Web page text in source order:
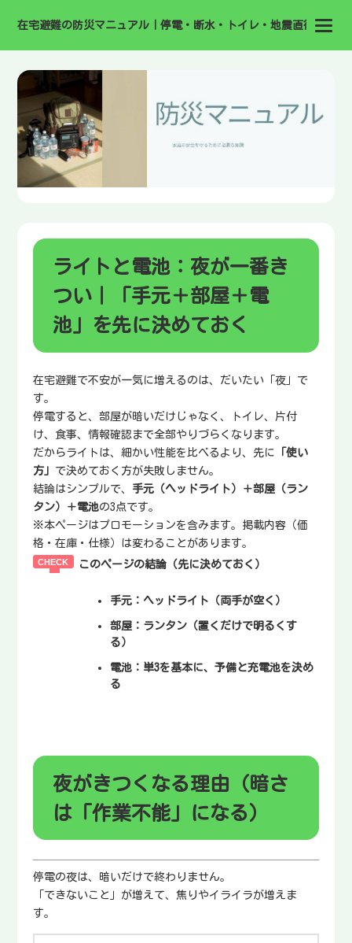
在宅避難の防災マニュアル｜停電・断水・トイレ・地震直後の備え
ライトと電池：夜が一番き
つい｜「手元＋部屋＋電
池」を先に決めておく
在宅避難で不安が一気に増えるのは、だいたい「夜」で
す。
停電すると、部屋が暗いだけじゃなく、トイレ、片付
け、食事、情報確認まで全部やりづらくなります。
だからライトは、細かい性能を比べるより、先に 「使い
方」 で決めておく方が失敗しません。
結論はシンプルで、 手元（ヘッドライト）＋部屋（ラン
タン）＋電池の3点です。
※本ページはプロモーションを含みます。掲載内容（価
格・在庫・仕様）は変わることがあります。
このページの結論（先に決めておく）
手元 ：ヘッドライト（両手が空く）
部屋 ：ランタン（置くだけで明るくす
る）
電池 ：単3を基本に、予備と充電池を決め
る
夜がきつくなる理由（暗さ
は「作業不能」になる）
停電の夜は、暗いだけで終わりません。
「できないこと」が増えて、焦りやイライラが増えま
す。